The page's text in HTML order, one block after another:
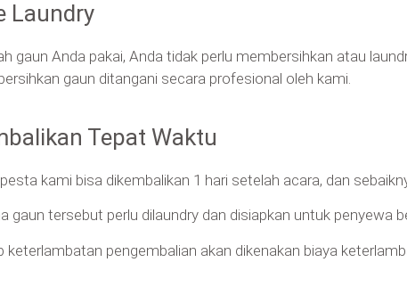
Laundry
gaun Anda pakai, Anda tidak perlu membersihkan atau
gaun ditangani secara profesional oleh kami.
Tepat Waktu
kami bisa dikembalikan 1 hari setelah acara, dan
gaun tersebut perlu dilaundry dan disiapkan untuk penyewa
keterlambatan pengembalian akan dikenakan biaya